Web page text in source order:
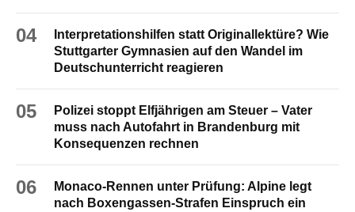
04
Interpretationshilfen statt Originallektüre? Wie
Stuttgarter Gymnasien auf den Wandel im
Deutschunterricht reagieren
05
Polizei stoppt Elfjährigen am Steuer – Vater
muss nach Autofahrt in Brandenburg mit
Konsequenzen rechnen
06
Monaco-Rennen unter Prüfung: Alpine legt
nach Boxengassen-Strafen Einspruch ein